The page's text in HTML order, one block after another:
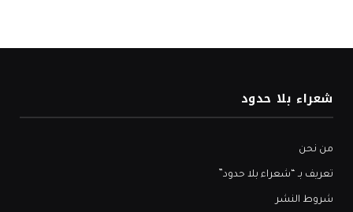
شعراء بلا حدود
من نحن
تعريف بـ “شعراء بلا حدود”
شروط النشر